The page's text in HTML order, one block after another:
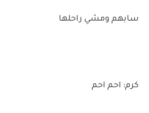
سابهم ومشي راحلها
كرم: احم احم